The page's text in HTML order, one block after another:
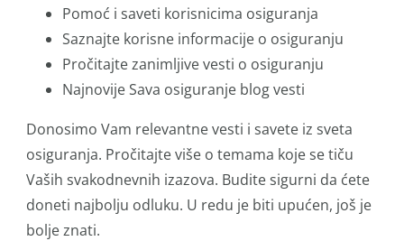
Pomoć i saveti korisnicima osiguranja
Saznajte korisne informacije o osiguranju
Pročitajte zanimljive vesti o osiguranju
Najnovije Sava osiguranje blog vesti
Donosimo Vam relevantne vesti i savete iz sveta
osiguranja. Pročitajte više o temama koje se tiču
Vaših svakodnevnih izazova. Budite sigurni da ćete
doneti najbolju odluku. U redu je biti upućen, još je
bolje znati.